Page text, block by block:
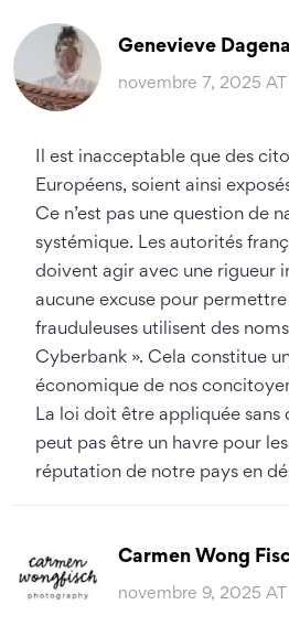
Genevieve
novembre 7, 2025 AT
Il est inacceptable que des
Européens, soient ainsi
Ce n’est pas une question de
systémique. Les autorités
doivent agir avec une rigueur
aucune excuse pour
frauduleuses utilisent des
Cyberbank ». Cela constitue
économique de nos
La loi doit être appliquée sans
peut pas être un havre pour
réputation de notre pays en
Carmen Wong
novembre 9, 2025 AT